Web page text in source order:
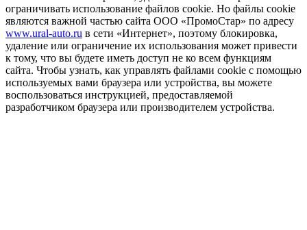
ограничивать использование файлов cookie. Но файлы cookie
являются важной частью сайта ООО «ПромоСтар» по адресу
www.ural-auto.ru в сети «Интернет», поэтому блокировка,
удаление или ограничение их использования может привести
к тому, что вы будете иметь доступ не ко всем функциям
сайта. Чтобы узнать, как управлять файлами cookie с помощью
используемых вами браузера или устройства, вы можете
воспользоваться инструкцией, предоставляемой
разработчиком браузера или производителем устройства.